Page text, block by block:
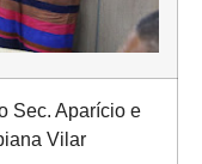
Sec. Aparício e
Vilar